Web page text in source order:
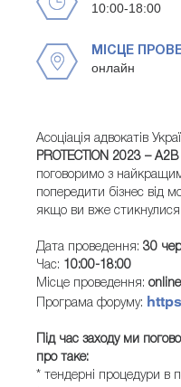
10:00-18:00
МІСЦЕ
онлайн
Асоціація адвокатів
PROTECTION 2023 –
поговоримо з
попередити бізнес від
якщо ви вже
Дата проведення: 30
Час: 10:00-18:00
Місце проведення:
Програма форуму:
Під час заходу ми
про таке:
* тендерні процедури в